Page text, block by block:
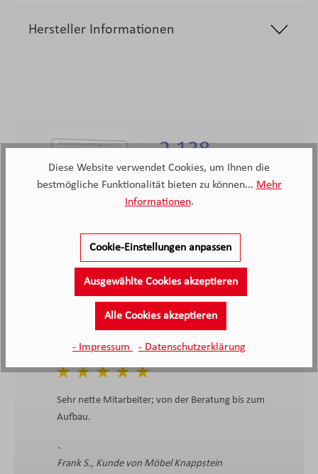
Hersteller Informationen
2138 Bewertungen
4.4/5.0
2.138
Kunden haben unseren Service
bewertet
4.4
Durchschnittliche Bewertung
Sehr nette Mitarbeiter; von der Beratung bis zum
Aufbau.
Frank S., Kunde von Möbel Knappstein
Diese Website verwendet Cookies, um Ihnen die
bestmögliche Funktionalität bieten zu können... Mehr
Informationen.
Cookie-Einstellungen anpassen
Ausgewählte Cookies akzeptieren
Alle Cookies akzeptieren
- Impressum - Datenschutzerklärung